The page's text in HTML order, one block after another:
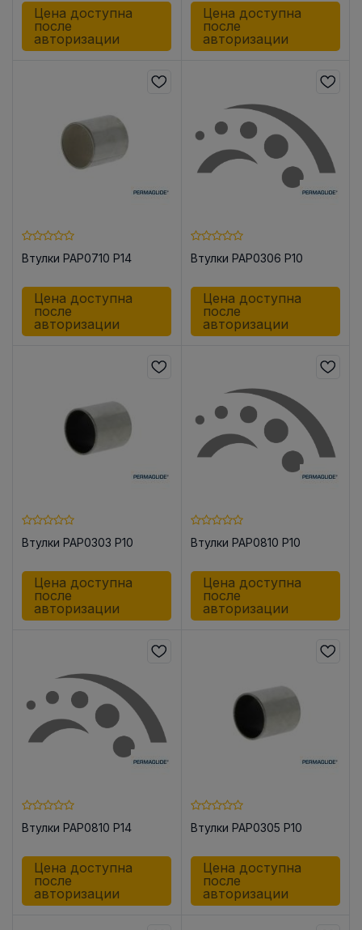
Цена доступна
после
авторизации
Цена доступна
после
авторизации
Втулки PAP0710 P14
Цена доступна
после
авторизации
Втулки PAP0306 P10
Цена доступна
после
авторизации
Втулки PAP0303 P10
Цена доступна
после
авторизации
Втулки PAP0810 P10
Цена доступна
после
авторизации
Втулки PAP0810 P14
Цена доступна
после
авторизации
Втулки PAP0305 P10
Цена доступна
после
авторизации